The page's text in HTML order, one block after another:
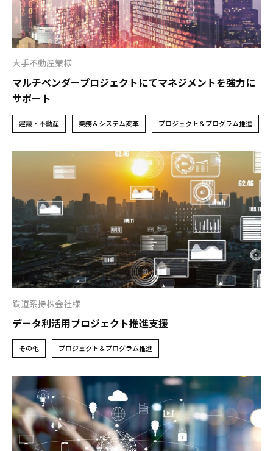
大手不動産業様
マルチベンダープロジェクトにてマネジメントを強力に
サポート
建設・不動産 業務＆システム変革 プロジェクト＆プログラム推進
鉄道系持株会社様
データ利活用プロジェクト推進支援
その他 プロジェクト＆プログラム推進